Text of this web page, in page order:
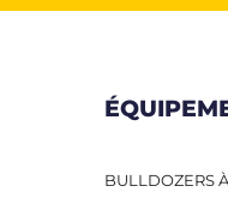
BULLDOZERS